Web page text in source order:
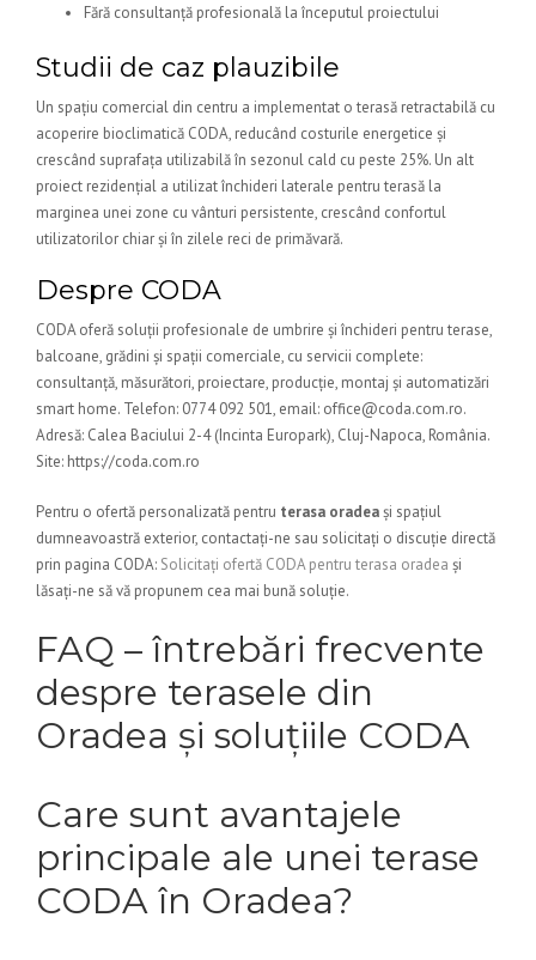
Fără consultanță profesională la începutul proiectului
Studii de caz plauzibile
Un spațiu comercial din centru a implementat o terasă retractabilă cu
acoperire bioclimatică CODA, reducând costurile energetice și
crescând suprafața utilizabilă în sezonul cald cu peste 25%. Un alt
proiect rezidențial a utilizat închideri laterale pentru terasă la
marginea unei zone cu vânturi persistente, crescând confortul
utilizatorilor chiar și în zilele reci de primăvară.
Despre CODA
CODA oferă soluții profesionale de umbrire și închideri pentru terase,
balcoane, grădini și spații comerciale, cu servicii complete:
consultanță, măsurători, proiectare, producție, montaj și automatizări
smart home. Telefon: 0774 092 501, email: office@coda.com.ro.
Adresă: Calea Baciului 2-4 (Incinta Europark), Cluj-Napoca, România.
Site: https://coda.com.ro
Pentru o ofertă personalizată pentru terasa oradeași spațiul
dumneavoastră exterior, contactați-ne sau solicitați o discuție directă
prin pagina CODA: Solicitați ofertă CODA pentru terasa oradea și
lăsați-ne să vă propunem cea mai bună soluție.
FAQ – întrebări frecvente
despre terasele din
Oradea și soluțiile CODA
Care sunt avantajele
principale ale unei terase
CODA în Oradea?